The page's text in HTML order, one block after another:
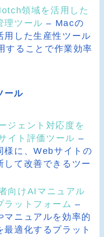
領域を活用した
理ツール – Macの
用した生産性ツール
することで作業効率
ール
ジェント対応度を
イト評価ツール –
様に、Webサイトの
して改善できるツー
向けAIマニュアル
ラットフォーム –
マニュアルを効率的
適化するプラット